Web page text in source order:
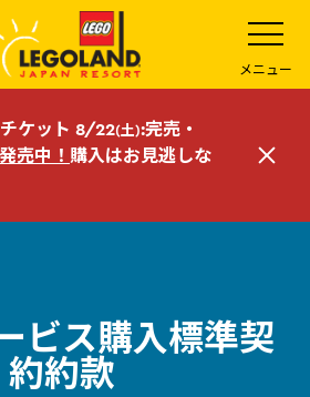
メ
ニ
ュ
ー
を
開
メニュー
ケット 8/22(土):完売・
売中！ 購入はお見逃しな
閉
ビス購入標準契
約約款